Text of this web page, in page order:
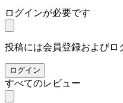
ログインが必要です
投稿には会員登録およびロ
ログイン
すべてのレビュー